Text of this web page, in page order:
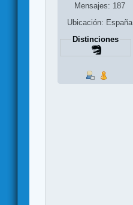
Mensajes: 187
Ubicación: España
Distinciones